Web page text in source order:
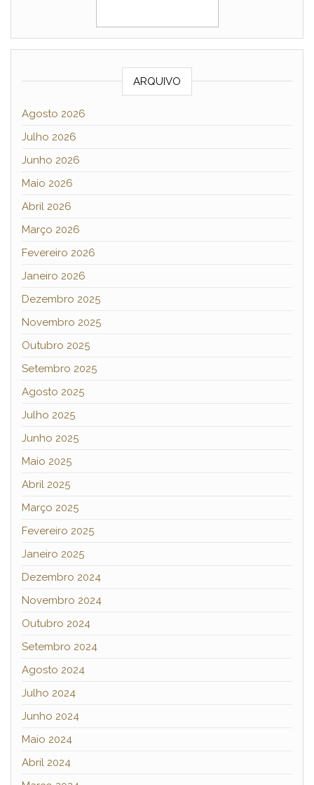
ARQUIVO
Agosto 2026
Julho 2026
Junho 2026
Maio 2026
Abril 2026
Março 2026
Fevereiro 2026
Janeiro 2026
Dezembro 2025
Novembro 2025
Outubro 2025
Setembro 2025
Agosto 2025
Julho 2025
Junho 2025
Maio 2025
Abril 2025
Março 2025
Fevereiro 2025
Janeiro 2025
Dezembro 2024
Novembro 2024
Outubro 2024
Setembro 2024
Agosto 2024
Julho 2024
Junho 2024
Maio 2024
Abril 2024